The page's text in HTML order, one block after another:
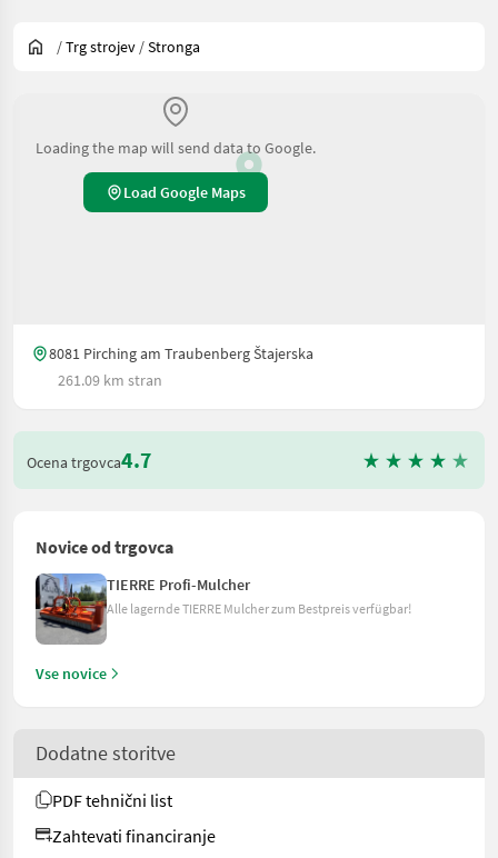
/Trg strojev /Stronga
Loading the map will send data to Google.
Load Google Maps
8081 Pirching am Traubenberg Štajerska
261.09 km stran
Ocena trgovca4.7
Novice od trgovca
TIERRE Profi-Mulcher
Alle lagernde TIERRE Mulcher zum Bestpreis verfügbar!
Vse novice
Dodatne storitve
PDF tehnični list
Zahtevati financiranje